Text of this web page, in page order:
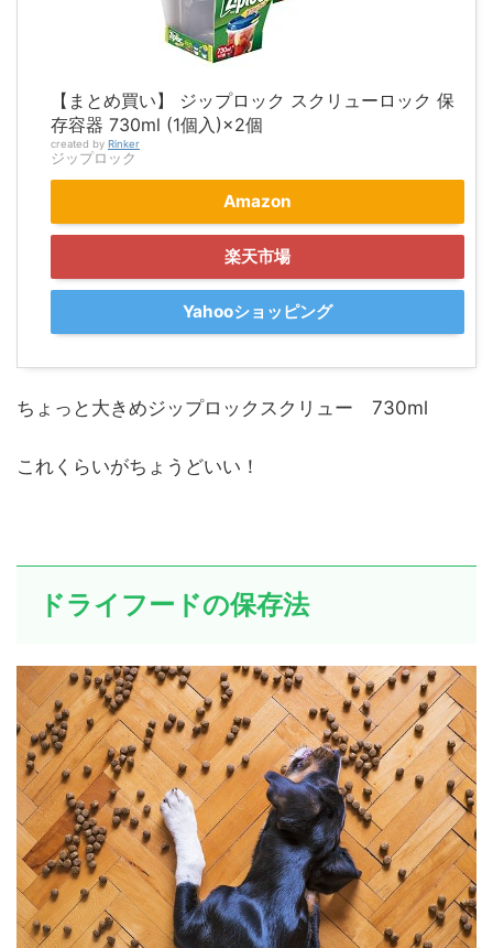
【まとめ買い】 ジップロック スクリューロック 保
存容器 730ml (1個入)×2個
created by Rinker
ジップロック
Amazon
楽天市場
Yahooショッピング
ちょっと大きめジップロックスクリュー 730ml
これくらいがちょうどいい！
ドライフードの保存法